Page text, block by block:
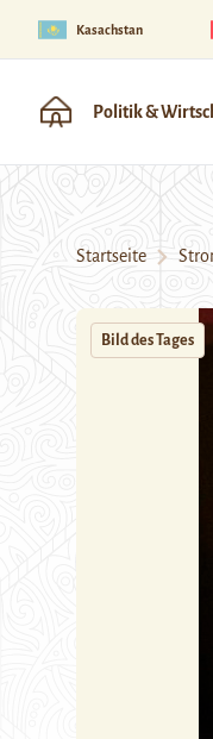
Kasachstan
Politik &
Startseite
Bild des Tages